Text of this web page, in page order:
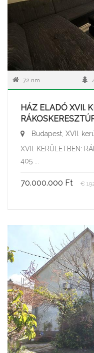
72 nm
HÁZ ELADÓ XVII.
Budapest, XVII.
XVII. KERÜLETBEN:
405 ...
70.000.000 Ft €